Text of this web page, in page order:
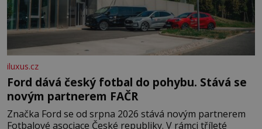
iluxus.cz
Ford dává český fotbal do pohybu. Stává se
novým partnerem FAČR
Značka Ford se od srpna 2026 stává novým partnerem
Fotbalové asociace České republiky. V rámci tříleté